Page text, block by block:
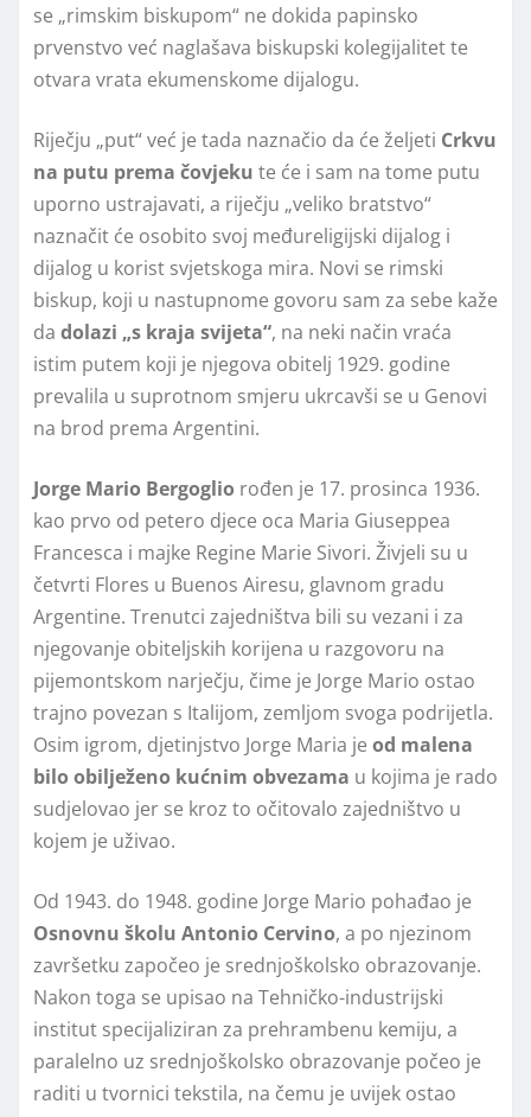
se „rimskim biskupom“ ne dokida papinsko
prvenstvo već naglašava biskupski kolegijalitet te
otvara vrata ekumenskome dijalogu.
Riječju „put“ već je tada naznačio da će željeti Crkvu
na putu prema čovjeku te će i sam na tome putu
uporno ustrajavati, a riječju „veliko bratstvo“
naznačit će osobito svoj međureligijski dijalog i
dijalog u korist svjetskoga mira. Novi se rimski
biskup, koji u nastupnome govoru sam za sebe kaže
da dolazi „s kraja svijeta“, na neki način vraća
istim putem koji je njegova obitelj 1929. godine
prevalila u suprotnom smjeru ukrcavši se u Genovi
na brod prema Argentini.
Jorge Mario Bergoglio rođen je 17. prosinca 1936.
kao prvo od petero djece oca Maria Giuseppea
Francesca i majke Regine Marie Sivori. Živjeli su u
četvrti Flores u Buenos Airesu, glavnom gradu
Argentine. Trenutci zajedništva bili su vezani i za
njegovanje obiteljskih korijena u razgovoru na
pijemontskom narječju, čime je Jorge Mario ostao
trajno povezan s Italijom, zemljom svoga podrijetla.
Osim igrom, djetinjstvo Jorge Maria je od malena
bilo obilježeno kućnim obvezama u kojima je rado
sudjelovao jer se kroz to očitovalo zajedništvo u
kojem je uživao.
Od 1943. do 1948. godine Jorge Mario pohađao je
Osnovnu školu Antonio Cervino, a po njezinom
završetku započeo je srednjoškolsko obrazovanje.
Nakon toga se upisao na Tehničko-industrijski
institut specijaliziran za prehrambenu kemiju, a
paralelno uz srednjoškolsko obrazovanje počeo je
raditi u tvornici tekstila, na čemu je uvijek ostao